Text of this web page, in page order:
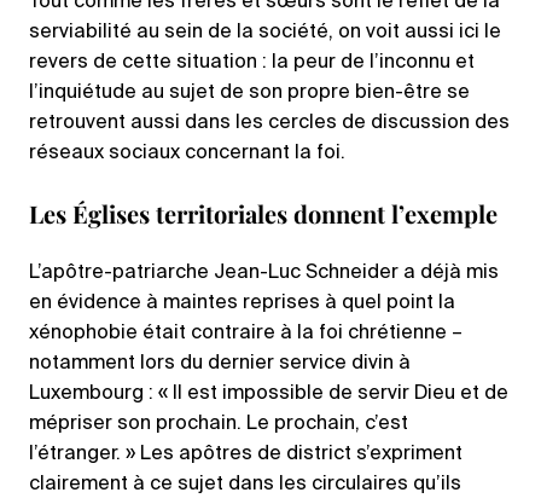
serviabilité au sein de la société, on voit aussi ici le
revers de cette situation : la peur de l’inconnu et
l’inquiétude au sujet de son propre bien-être se
retrouvent aussi dans les cercles de discussion des
réseaux sociaux concernant la foi.
Les Églises territoriales donnent l’exemple
L’apôtre-patriarche Jean-Luc Schneider a déjà mis
en évidence à maintes reprises à quel point la
xénophobie était contraire à la foi chrétienne –
notamment lors du dernier service divin à
Luxembourg : « Il est impossible de servir Dieu et de
mépriser son prochain. Le prochain, c’est
l’étranger. » Les apôtres de district s’expriment
clairement à ce sujet dans les circulaires qu’ils